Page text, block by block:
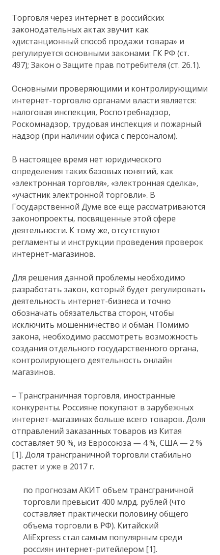
Торговля через интернет в российских
законодательных актах звучит как
«дистанционный способ продажи товара» и
регулируется основными законами: ГК РФ (ст.
497); Закон о Защите прав потребителя (ст. 26.1).
Основными проверяющими и контролирующими
интернет-торговлю органами власти является:
налоговая инспекция, Роспотребнадзор,
Роскомнадзор, трудовая инспекция и пожарный
надзор (при наличии офиса с персоналом).
В настоящее время нет юридического
определения таких базовых понятий, как
«электронная торговля», «электронная сделка»,
«участник электронной торговли». В
Государственной Думе все еще рассматриваются
законопроекты, посвященные этой сфере
деятельности. К тому же, отсутствуют
регламенты и инструкции проведения проверок
интернет-магазинов.
Для решения данной проблемы необходимо
разработать закон, который будет регулировать
деятельность интернет-бизнеса и точно
обозначать обязательства сторон, чтобы
исключить мошенничество и обман. Помимо
закона, необходимо рассмотреть возможность
создания отдельного государственного органа,
контролирующего деятельность онлайн
магазинов.
– Трансграничная торговля, иностранные
конкуренты. Россияне покупают в зарубежных
интернет-магазинах больше всего товаров. Доля
отправлений заказанных товаров из Китая
составляет 90 %, из Евросоюза — 4 %, США — 2 %
[1]. Доля трансграничной торговли стабильно
растет и уже в 2017 г.
по прогнозам АКИТ объем трансграничной
торговли превысит 400 млрд. рублей (что
составляет практически половину общего
объема торговли в РФ). Китайский
AliExpress стал самым популярным среди
россиян интернет-ритейлером [1].